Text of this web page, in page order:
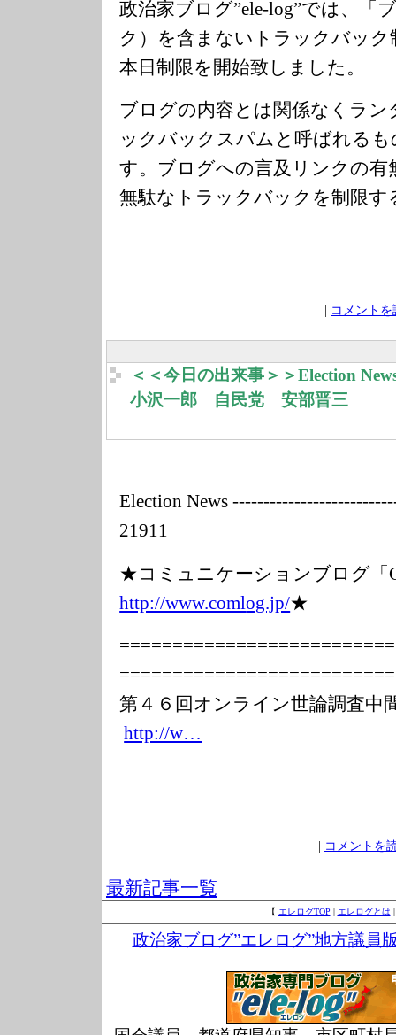
政治家ブログ”ele-log”では、「
ク）を含まないトラックバック
本日制限を開始致しました。
ブログの内容とは関係なくラ
ックバックスパムと呼ばれる
す。ブログへの言及リンクの有
無駄なトラックバックを制限
コメント
＜＜今日の出来事＞＞Election
小沢一郎 自民党 安部晋三
Election News ---------------
21911
★コミュニケーションブログ「
http://www.comlog.jp/★
===============
===============
第４６回オンライン世論調査中
http://w…
コメントを
最新記事一覧
【 エレログTOP | エレログとは
政治家ブログ”エレログ”地方議員